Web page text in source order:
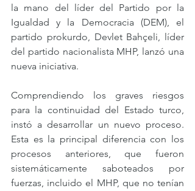
la mano del líder del Partido por la
Igualdad y la Democracia (DEM), el
partido prokurdo, Devlet Bahçeli, líder
del partido nacionalista MHP, lanzó una
nueva iniciativa.
Comprendiendo los graves riesgos
para la continuidad del Estado turco,
instó a desarrollar un nuevo proceso.
Esta es la principal diferencia con los
procesos anteriores, que fueron
sistemáticamente saboteados por
fuerzas, incluido el MHP, que no tenían